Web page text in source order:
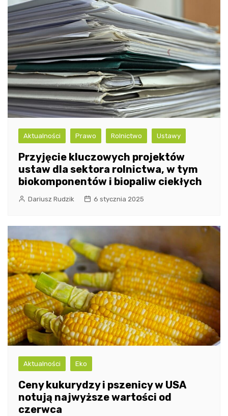
Aktualności Prawo Rolnictwo Ustawy
Przyjęcie kluczowych projektów
ustaw dla sektora rolnictwa, w tym
biokomponentów i biopaliw ciekłych
Dariusz Rudzik 6 stycznia 2025
Aktualności Eko
Ceny kukurydzy i pszenicy w USA
notują najwyższe wartości od
czerwca